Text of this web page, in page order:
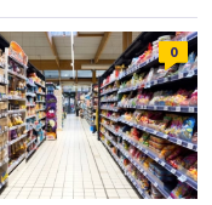
0